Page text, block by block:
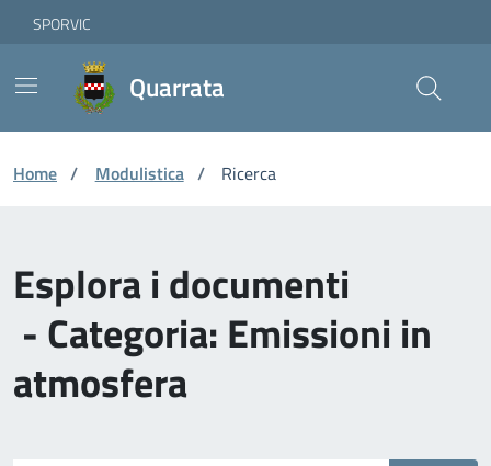
Skip to Main Content
Vai ai contenuti
Vai al footer
SPORVIC
Quarrata
Home / Modulistica / Ricerca
Esplora i documenti
- Categoria: Emissioni in
atmosfera